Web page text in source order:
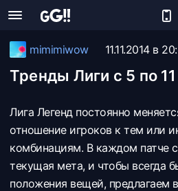
mimimiwow 11.11.2014 в
Тренды Лиги с 5 по
Лига Легенд постоянно
отношение игроков к тем или
комбинациям. В каждом патче
текущая мета, и чтобы всегда
положения вещей, предлагаем